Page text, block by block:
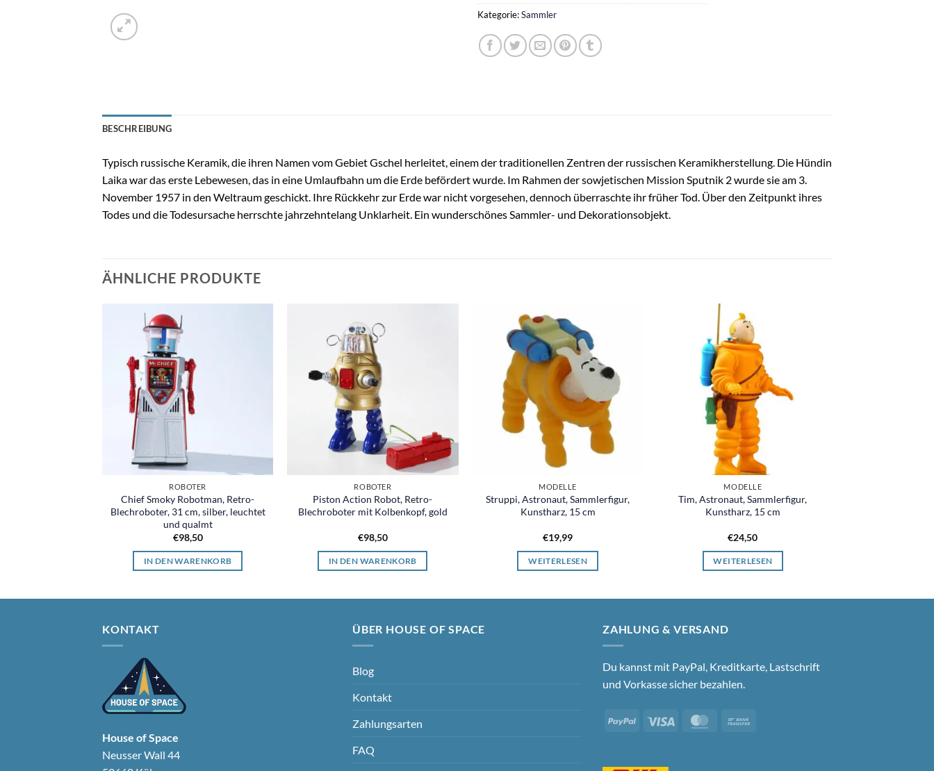
Kategorie:Sammler
BESCHREIBUNG
Typisch russische Keramik, die ihren Namen vom Gebiet Gschel herleitet, einem der traditionellen Zentren der russischen Keramikherstellung. Die Hündin
Laika war das erste Lebewesen, das in eine Umlaufbahn um die Erde befördert wurde. Im Rahmen der sowjetischen Mission Sputnik 2 wurde sie am 3.
November 1957 in den Weltraum geschickt. Ihre Rückkehr zur Erde war nicht vorgesehen, dennoch überraschte ihr früher Tod. Über den Zeitpunkt ihres
Todes und die Todesursache herrschte jahrzehntelang Unklarheit. Ein wunderschönes Sammler- und Dekorationsobjekt.
ÄHNLICHE PRODUKTE
ROBOTER
Chief Smoky Robotman, Retro-
Blechroboter, 31 cm, silber, leuchtet
und qualmt
€98,50
IN DEN WARENKORB
ROBOTER
Piston Action Robot, Retro-
Blechroboter mit Kolbenkopf, gold
€98,50
IN DEN WARENKORB
MODELLE
Struppi, Astronaut, Sammlerfigur,
Kunstharz, 15 cm
€19,99
WEITERLESEN
MODELLE
Tim, Astronaut, Sammlerfigur,
Kunstharz, 15 cm
€24,50
WEITERLESEN
KONTAKT
House of Space
Neusser Wall 44
ÜBER HOUSE OF SPACE
Blog
Kontakt
Zahlungsarten
FAQ
ZAHLUNG & VERSAND
Du kannst mit PayPal, Kreditkarte, Lastschrift
und Vorkasse sicher bezahlen.
PayPal Visa MasterCard